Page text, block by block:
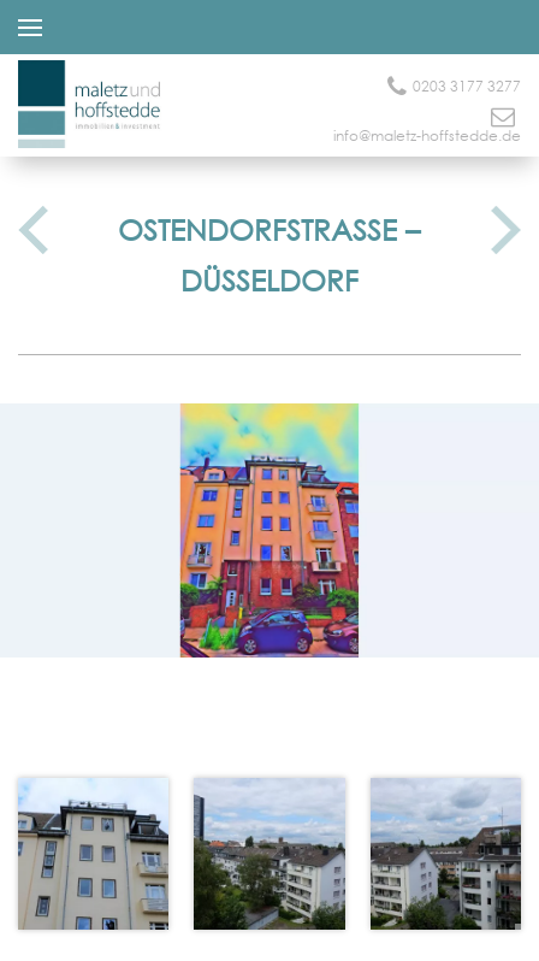
0203 3177 3277
info@maletz-hoffstedde.de
OSTENDORFSTRASSE – D
ÜSSELDORF